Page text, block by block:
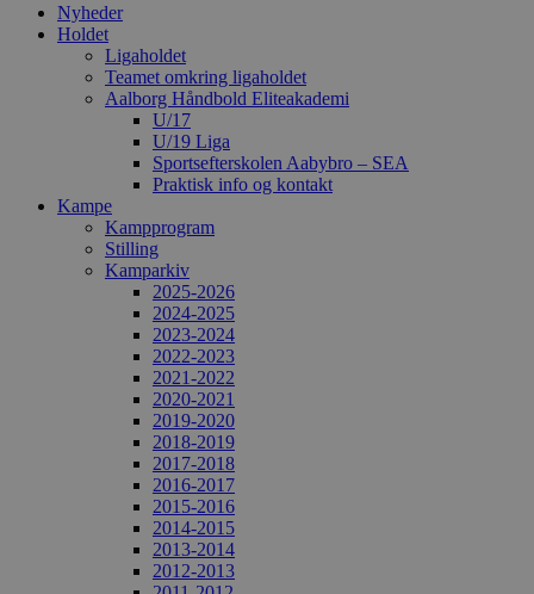
Nyheder
Holdet
Ligaholdet
Teamet omkring ligaholdet
Aalborg Håndbold Eliteakademi
U/17
U/19 Liga
Sportsefterskolen Aabybro – SEA
Praktisk info og kontakt
Kampe
Kampprogram
Stilling
Kamparkiv
2025-2026
2024-2025
2023-2024
2022-2023
2021-2022
2020-2021
2019-2020
2018-2019
2017-2018
2016-2017
2015-2016
2014-2015
2013-2014
2012-2013